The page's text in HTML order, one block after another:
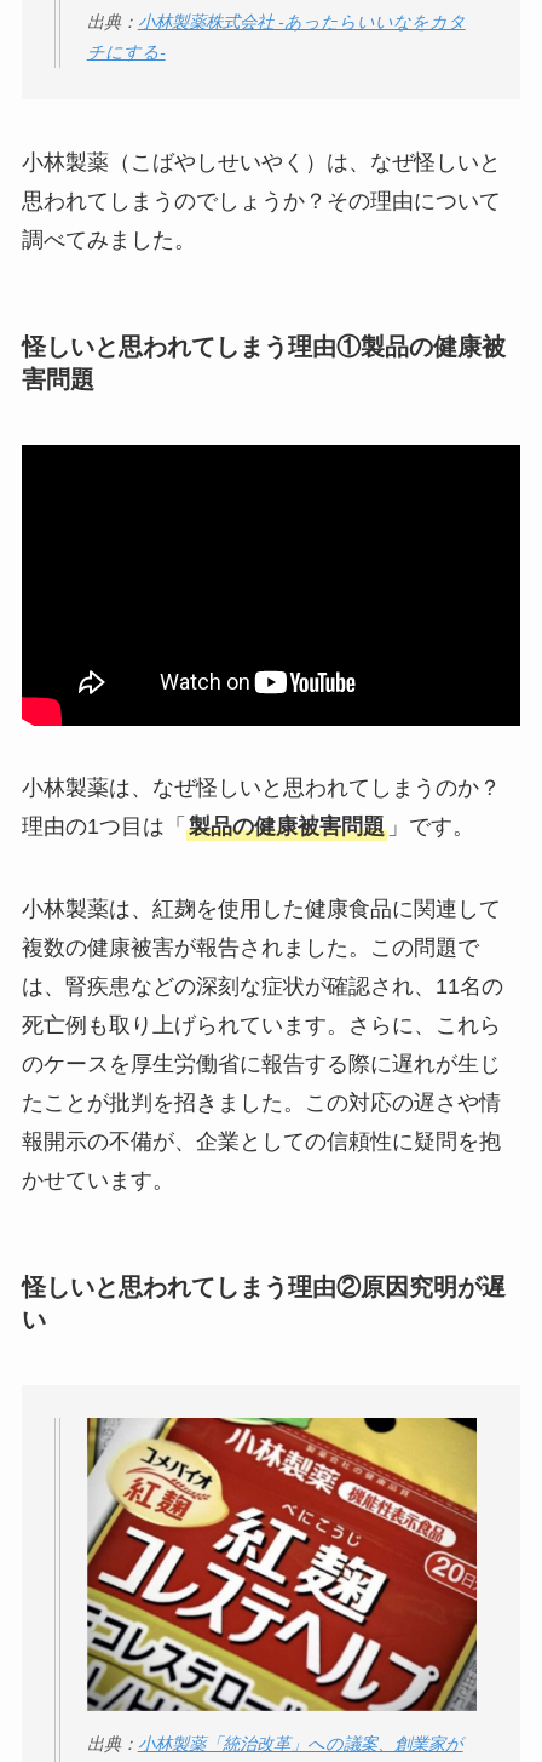
Liteの口コミ・評判
ョンは怪しい？口コ
ミ・評価が正直ヤバ
判は実際どう？
出典： 小林製薬株式会社 -あったらいいなをカタ
チにする-
小林製薬（こばやしせいやく）は、なぜ怪しいと
思われてしまうのでしょうか？その理由について
調べてみました。
怪しいと思われてしまう理由①製品の健康被
害問題
小林製薬は、なぜ怪しいと思われてしまうのか？
理由の1つ目は「 製品の健康被害問題」です。
小林製薬は、紅麹を使用した健康食品に関連して
複数の健康被害が報告されました。この問題で
は、腎疾患などの深刻な症状が確認され、11名の
死亡例も取り上げられています。さらに、これら
のケースを厚生労働省に報告する際に遅れが生じ
たことが批判を招きました。この対応の遅さや情
報開示の不備が、企業としての信頼性に疑問を抱
かせています。
怪しいと思われてしまう理由②原因究明が遅
い
出典： 小林製薬「統治改革」への議案、創業家が